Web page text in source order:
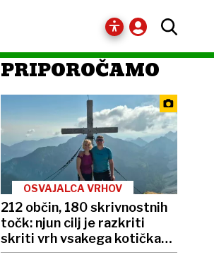
PRIPOROČAMO
OSVAJALCA VRHOV
212 občin, 180 skrivnostnih
točk: njun cilj je razkriti
skriti vrh vsakega kotička
Slovenije